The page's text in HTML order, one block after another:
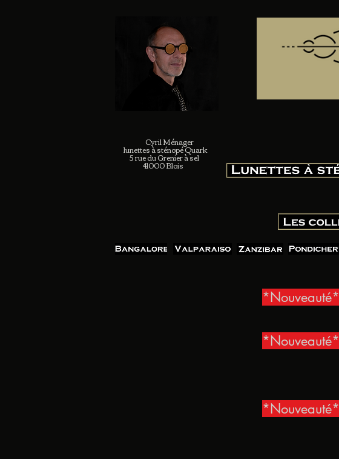
Cyril Ménager
lunettes à sténopé Quark
5 rue du Grenier à sel
41000 Blois
*Nouveauté*
*Nouveauté*
*Nouveauté*